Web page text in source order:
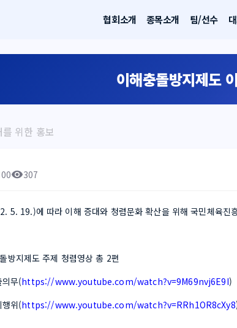
협회소개 종목소개 팀/선수
이해충돌방지제도
위한 홍보
307
5. 19.)에 따라 이해 증대와 청렴문화 확산을 위해 국민체육진
방지제도 주제 청렴영상 총 2편
무(https://www.youtube.com/watch?v=9M69nvj6E9I)
위(https://www.youtube.com/watch?v=RRh1OR8cXy8